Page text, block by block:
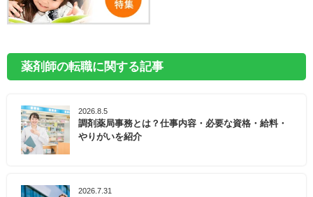
薬剤師の転職に関する記事
2026.8.5
調剤薬局事務とは？仕事内容・必要な資格・給料・
やりがいを紹介
2026.7.31